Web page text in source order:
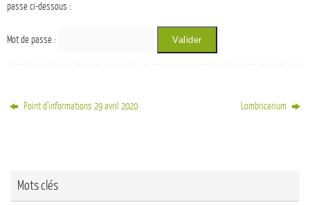
passe ci-dessous :
Mot de passe :
Point d’informations 29 avril 2020 Lombricarium
Mots clés